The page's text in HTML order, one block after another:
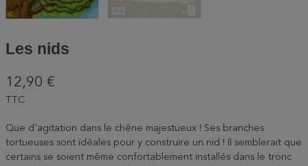
Les nids
12,90 €
TTC
Que d'agitation dans le chêne majestueux ! Ses branches
tortueuses sont idéales pour y construire un nid ! Il semblerait que
certains se soient même confortablement installés dans le tronc